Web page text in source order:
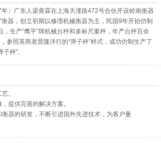
〕广东人梁善霖在上海天潼路472号合伙开设岭南衡器
衡器，创立初期以修理机械衡器为主，民国9年开始仿制
，生产“鹰平”牌机械台秤和多标尺案秤，年产台秤百余
参照英商老晋隆洋行的“弹子秤”样式，成功仿制生产了
子秤”,
。
提供完善的解决方案。
衡器的研发，不断引进国外先进技术，为客户量